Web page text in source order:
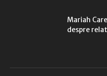
Mariah
despre